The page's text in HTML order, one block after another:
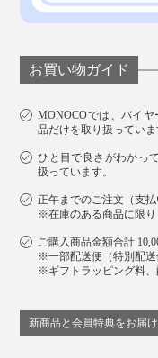
お買い物ガイド
MONOCOでは、バイ
品だけを取り扱っていま
ひと目で良さがわかっ
扱っています。
正午までのご注文（支
※在庫のある商品に限り
ご購入商品金額合計
※一部配送便（特別配送
※ギフトラッピング料
新商品と会員特典をお届け